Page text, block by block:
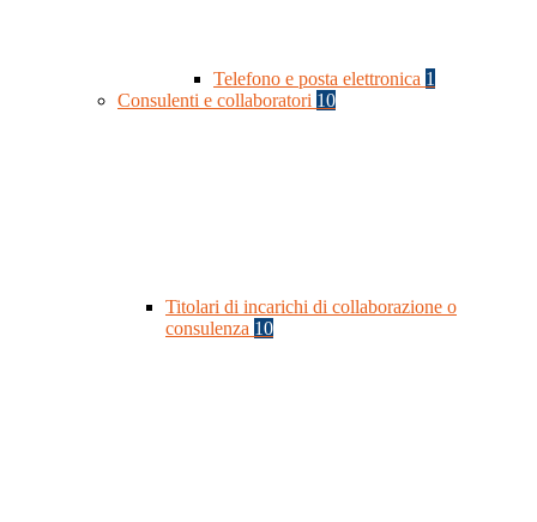
Telefono e posta elettronica 1
Consulenti e collaboratori 10
Titolari di incarichi di collaborazione o
consulenza 10